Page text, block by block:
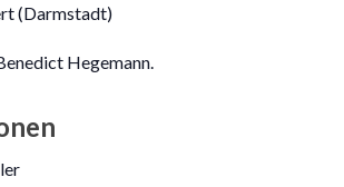
(Darmstadt)
Hegemann.